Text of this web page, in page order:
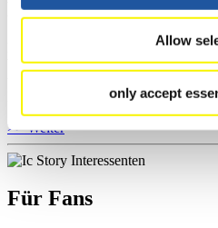
Allow
only accept
Für Athleten
Hier können Sie das aktuelle
Wettkämpfen, Anti-Doping und
Ihre Athletenbiographie ansehen.
>> Weiter
Für Fans